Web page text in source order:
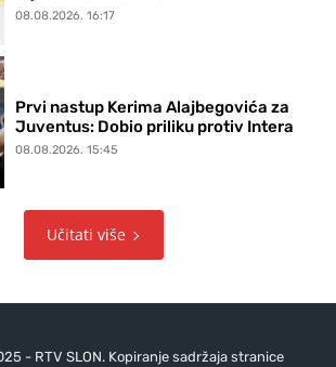
08.08.2026. 16:17
Prvi nastup Kerima Alajbegovića za
Juventus: Dobio priliku protiv Intera
08.08.2026. 15:45
Učitati više
- RTV SLON. Kopiranje sadržaja stranice